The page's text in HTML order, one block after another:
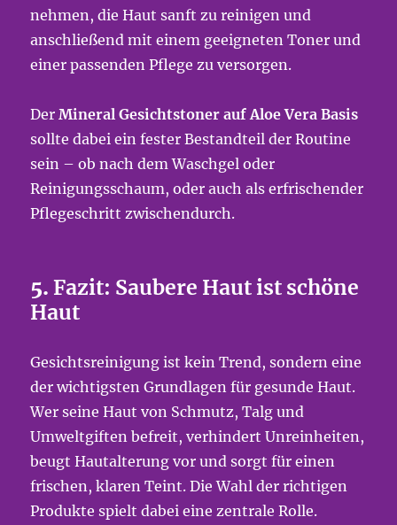
nehmen, die Haut sanft zu reinigen und
anschließend mit einem geeigneten Toner und
einer passenden Pflege zu versorgen.
DerMineral Gesichtstoner auf Aloe Vera Basis
sollte dabei ein fester Bestandteil der Routine
sein – ob nach dem Waschgel oder
Reinigungsschaum, oder auch als erfrischender
Pflegeschritt zwischendurch.
5.Fazit: Saubere Haut ist schöne
Haut
Gesichtsreinigung ist kein Trend, sondern eine
der wichtigsten Grundlagen für gesunde Haut.
Wer seine Haut von Schmutz, Talg und
Umweltgiften befreit, verhindert Unreinheiten,
beugt Hautalterung vor und sorgt für einen
frischen, klaren Teint. Die Wahl der richtigen
Produkte spielt dabei eine zentrale Rolle.